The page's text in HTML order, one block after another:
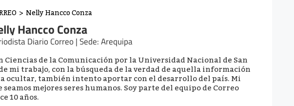
> Nelly Hancco Conza
Hancco Conza
Diario Correo | Sede: Arequipa
Ciencias de la Comunicación por la Universidad Nacional de San
mi trabajo, con la búsqueda de la verdad de aquella información
ocultar, también intento aportar con el desarrollo del país. Mi
seamos mejores seres humanos. Soy parte del equipo de Correo
10 años.